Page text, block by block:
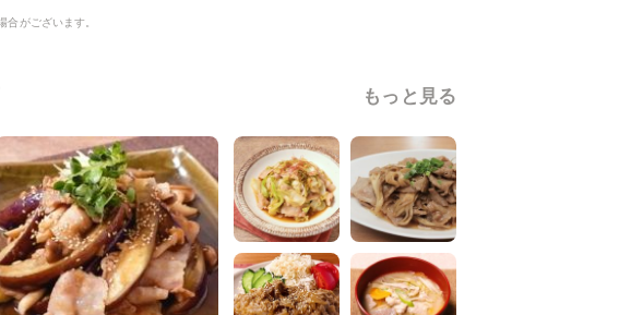
がございます。
もっと見る